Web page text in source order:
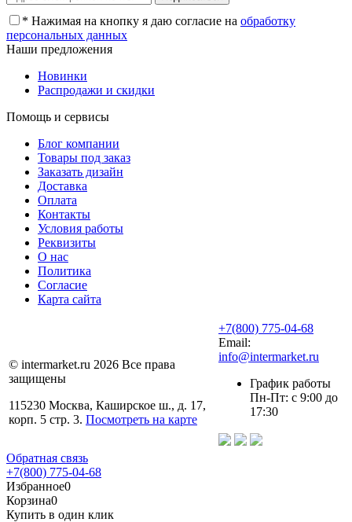
* Нажимая на кнопку я даю согласие на обработку
персональных данных
Наши предложения
Новинки
Распродажи и скидки
Помощь и сервисы
Блог компании
Товары под заказ
Заказать дизайн
Доставка
Оплата
Контакты
Условия работы
Реквизиты
О нас
Политика
Согласие
Карта сайта
© intermarket.ru 2026 Все права
защищены
115230 Москва, Каширское ш., д. 17,
корп. 5 стр. 3. Посмотреть на карте
+7(800) 775-04-68
Email:
info@intermarket.ru
График работы
Пн-Пт: с 9:00 до
17:30
Обратная связь
+7(800) 775-04-68
Избранное0
Корзина0
Купить в один клик